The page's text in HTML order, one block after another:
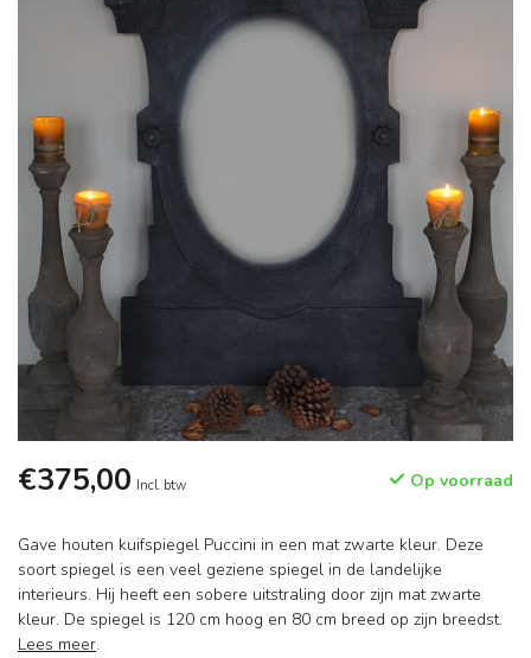
€375,00 Incl. btw Op voorraad
Gave houten kuifspiegel Puccini in een mat zwarte kleur. Deze
soort spiegel is een veel geziene spiegel in de landelijke
interieurs. Hij heeft een sobere uitstraling door zijn mat zwarte
kleur. De spiegel is 120 cm hoog en 80 cm breed op zijn breedst.
Lees meer.